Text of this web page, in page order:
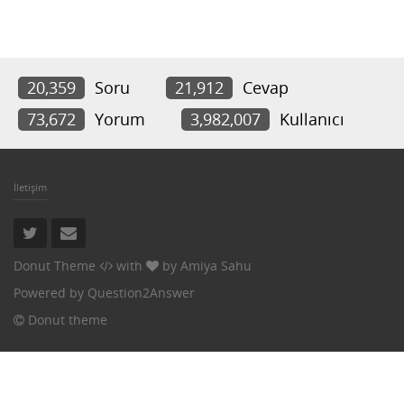
20,359 Soru 21,912
Cevap
73,672
Yorum 3,982,007 Kullanıcı
İletişim
Donut Theme with by Amiya Sahu
Powered by Question2Answer
Donut theme